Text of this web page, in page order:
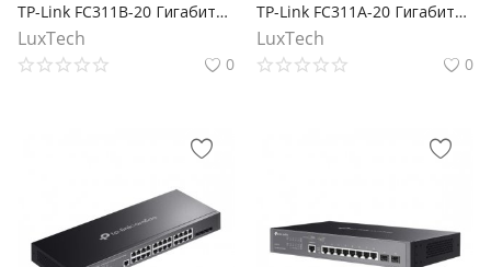
TP-Link FC311B-20 Гигабитный медиаконвертер WDM Omada
LuxTech
0
TP-Link FC311A-20 Гигабитный медиаконвертер WDM Omada
LuxTech
0